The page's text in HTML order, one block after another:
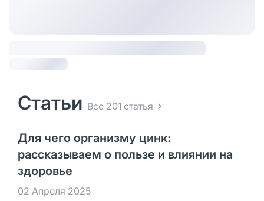
Статьи Все 201 статья
Для чего организму цинк:
рассказываем о пользе и влиянии на
здоровье
02 Апреля 2025